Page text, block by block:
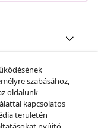
szabásához,
oldalunk
kapcsolatos
területén